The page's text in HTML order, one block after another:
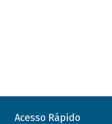
Acesso Rápido